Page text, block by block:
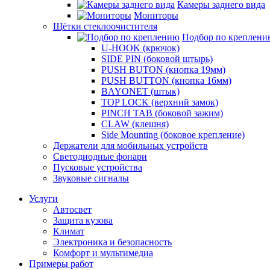
Камеры заднего вида
Мониторы
Щётки стеклоочистителя
Подбор по
U-HOOK (крючок)
SIDE PIN (боковой штырь)
PUSH BUTON (кнопка 19мм)
PUSH BUTTON (кнопка 16мм)
BAYONET (штык)
TOP LOCK (верхний замок)
PINCH TAB (боковой зажим)
CLAW (клешня)
Side Mounting (боковое крепление)
Держатели для мобильных устройств
Светодиодные фонари
Пусковые устройства
Звуковые сигналы
Услуги
Автосвет
Защита кузова
Климат
Электроника и безопасность
Комфорт и мультимедиа
Примеры работ